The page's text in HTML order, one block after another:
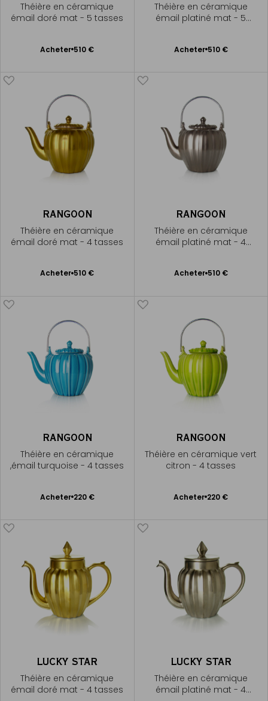
Théière en céramique
émail doré mat - 5 tasses
Acheter 510 €
Ajouter
Théière en céramique
émail platiné mat - 5
Acheter 510 €
Ajouter
RANGOON
Théière en céramique
émail doré mat - 4 tasses
Acheter 510 €
Ajouter
RANGOON
Théière en céramique
émail platiné mat - 4
Acheter 510 €
Ajouter
RANGOON
Théière en céramique
,émail turquoise - 4 tasses
Acheter 220 €
Ajouter
RANGOON
Théière en céramique vert
citron - 4 tasses
Acheter 220 €
Ajouter
LUCKY STAR
Théière en céramique
émail doré mat - 4 tasses
LUCKY STAR
Théière en céramique
émail platiné mat - 4